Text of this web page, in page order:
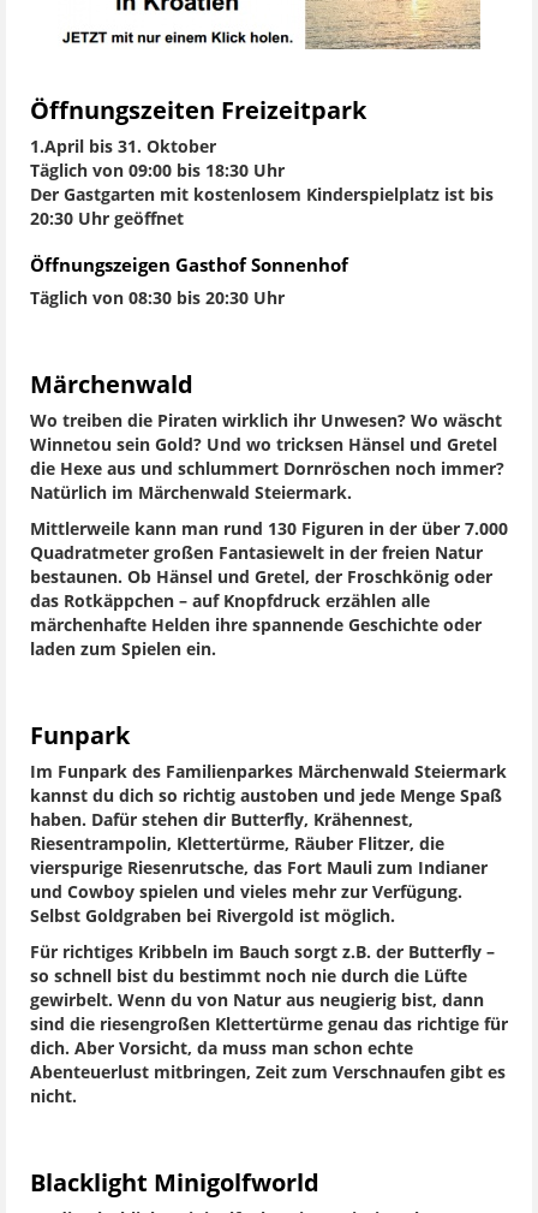
Öffnungszeiten Freizeitpark
1.April bis 31. Oktober
Täglich von 09:00 bis 18:30 Uhr
Der Gastgarten mit kostenlosem Kinderspielplatz ist bis
20:30 Uhr geöffnet
Öffnungszeigen Gasthof Sonnenhof
Täglich von 08:30 bis 20:30 Uhr
Märchenwald
Wo treiben die Piraten wirklich ihr Unwesen? Wo wäscht
Winnetou sein Gold? Und wo tricksen Hänsel und Gretel
die Hexe aus und schlummert Dornröschen noch immer?
Natürlich im Märchenwald Steiermark.
Mittlerweile kann man rund 130 Figuren in der über 7.000
Quadratmeter großen Fantasiewelt in der freien Natur
bestaunen. Ob Hänsel und Gretel, der Froschkönig oder
das Rotkäppchen – auf Knopfdruck erzählen alle
märchenhafte Helden ihre spannende Geschichte oder
laden zum Spielen ein.
Funpark
Im Funpark des Familienparkes Märchenwald Steiermark
kannst du dich so richtig austoben und jede Menge Spaß
haben. Dafür stehen dir Butterfly, Krähennest,
Riesentrampolin, Klettertürme, Räuber Flitzer, die
vierspurige Riesenrutsche, das Fort Mauli zum Indianer
und Cowboy spielen und vieles mehr zur Verfügung.
Selbst Goldgraben bei Rivergold ist möglich.
Für richtiges Kribbeln im Bauch sorgt z.B. der Butterfly –
so schnell bist du bestimmt noch nie durch die Lüfte
gewirbelt. Wenn du von Natur aus neugierig bist, dann
sind die riesengroßen Klettertürme genau das richtige für
dich. Aber Vorsicht, da muss man schon echte
Abenteuerlust mitbringen, Zeit zum Verschnaufen gibt es
nicht.
Blacklight Minigolfworld